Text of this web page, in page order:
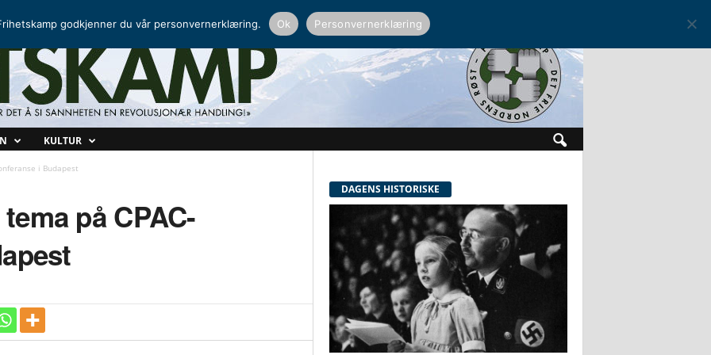
KULTUR
i Budapest
på CPAC-
DAGENS HISTORISKE
godkjenner du vår personvernerklæring. Ok Personvernerklæring